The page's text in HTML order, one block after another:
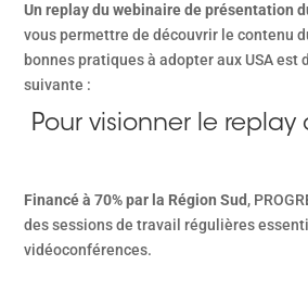
Un replay du webinaire de présentation
vous permettre de découvrir le contenu
bonnes pratiques à adopter aux USA est
suivante :
Pour visionner le
Financé à 70% par la Région Sud,
des sessions de travail régulières
vidéoconférences.